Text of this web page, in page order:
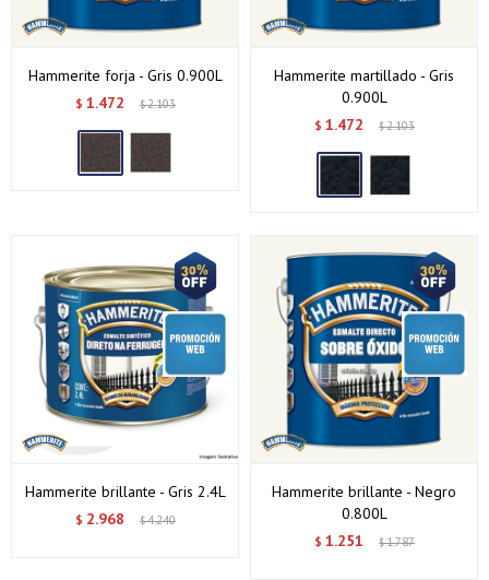
Hammerite forja - Gris 0.900L
$ 1.472 $2.103
Hammerite martillado - Gris
0.900L
$ 1.472 $2.103
Hammerite brillante - Gris 2.4L
$ 2.968 $4.240
Hammerite brillante - Negro
0.800L
$ 1.251 $1.787